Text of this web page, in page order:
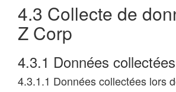
4.3 Collecte de
Z Corp
4.3.1 Données collectées
4.3.1.1 Données collectées lors